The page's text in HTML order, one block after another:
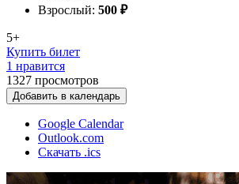
Взрослый: 500 ₽
5+
Купить билет
1 нравится
1327 просмотров
Добавить в календарь
Google Calendar
Outlook.com
Скачать .ics